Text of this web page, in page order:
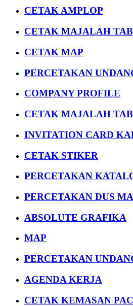
CETAK AMPLOP
CETAK MAJALAH
CETAK MAP
PERCETAKAN
COMPANY PROFILE
CETAK MAJALAH
INVITATION CARD
CETAK STIKER
PERCETAKAN
PERCETAKAN DUS
ABSOLUTE GRAFIKA
MAP
PERCETAKAN
AGENDA KERJA
CETAK KEMASAN